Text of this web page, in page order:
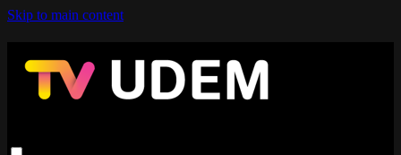
Skip to main content